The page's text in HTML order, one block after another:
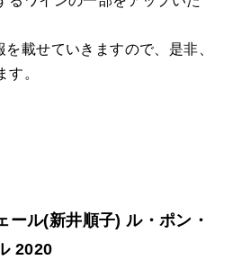
載せていきますので、是非、
す。
ール(新井順子) ル・ポン・
2020